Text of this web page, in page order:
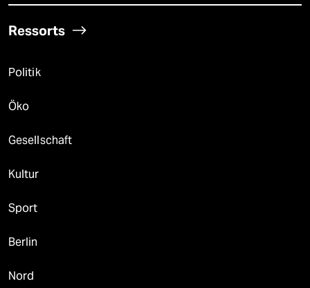
Ressorts
Politik
Öko
Gesellschaft
Kultur
Sport
Berlin
Nord